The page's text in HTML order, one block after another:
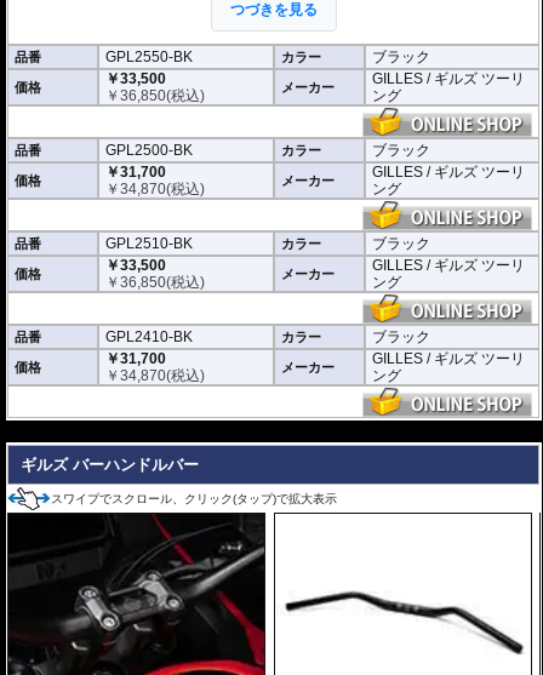
ヤマハのチームはこのセパレートハンドルバーをWorldSBK、WorldSuperspor
t、IDM、R6 Cup Germanyで採用しています。
※写真はシリーズ代表イメージです。車種により形状、デザインが異なる場合
があります。
※商品は汎用品です。ご購入の前に必ず寸法図をご確認いただき、商品の形状
つづきを見る
品番 GPL2550-BK カラー ブラック
価格
￥33,500
￥36,850(税込) メーカー
GILLES / ギルズ ツーリ
ング
品番 GPL2500-BK カラー ブラック
価格
￥31,700
￥34,870(税込) メーカー
GILLES / ギルズ ツーリ
ング
品番 GPL2510-BK カラー ブラック
価格
￥33,500
￥36,850(税込) メーカー
GILLES / ギルズ ツーリ
ング
品番 GPL2410-BK カラー ブラック
価格
￥31,700
￥34,870(税込) メーカー
GILLES / ギルズ ツーリ
ング
ギルズ バーハンドルバー
スワイプでスクロール、クリック(タップ)で拡大表示